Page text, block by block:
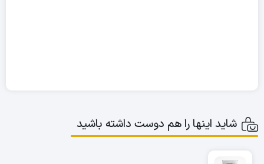
شاید اینها را هم دوست داشته باشید